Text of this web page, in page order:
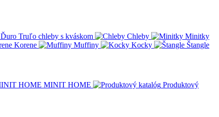
Ďuro Truľo chleby s kváskom Chleby
Minitky
Korene Muffiny Kocky Štangle
MINIT HOME
Produktový